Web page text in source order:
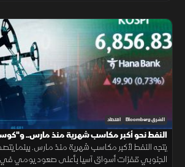
الشرق Bloomberg اقتصاد
النفط نحو أكبر مكاسب شهرية منذ مارس..
مكاسب آسيا
يتجه النفط لأكبر مكاسب شهرية منذ مارس. بينما
الجنوبي قفزات أسواق آسيا بأعلى صعود يومي في